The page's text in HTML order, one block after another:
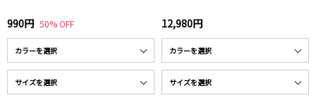
990円 50% OFF 12,980円